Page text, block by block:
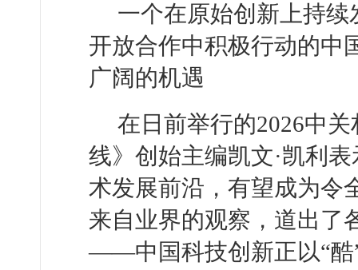
一个在原始创新上持
开放合作中积极行动的中
广阔的机遇
在日前举行的2026中
线》创始主编凯文·凯利
术发展前沿，有望成为令
来自业界的观察，道出了
——中国科技创新正以“酷